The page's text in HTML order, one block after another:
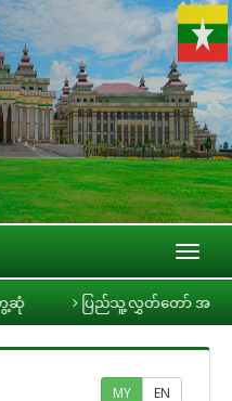
ပြည်သူ့လွှတ်တော် အစိုးရ၏ အာမခံချ
MY EN